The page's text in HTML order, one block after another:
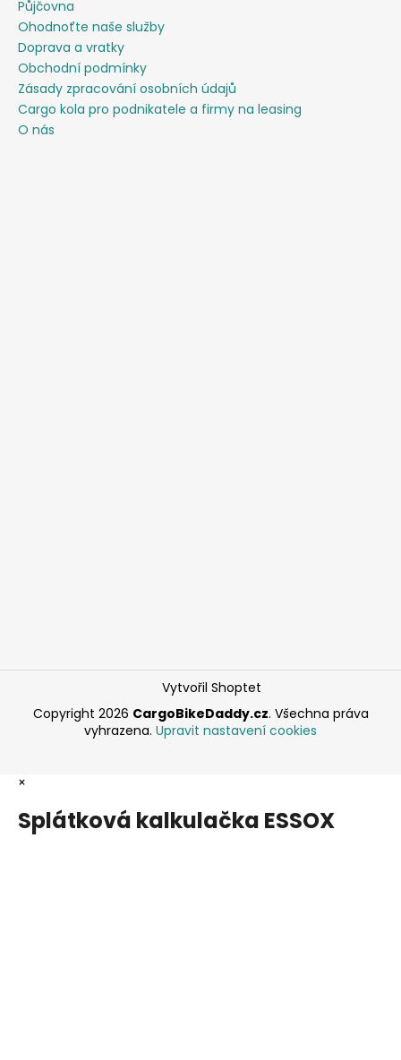
Půjčovna
Ohodnoťte naše služby
Doprava a vratky
Obchodní podmínky
Zásady zpracování osobních údajů
Cargo kola pro podnikatele a firmy na leasing
O nás
Vytvořil Shoptet
Copyright 2026 CargoBikeDaddy.cz. Všechna práva
vyhrazena. Upravit nastavení cookies
×
Splátková kalkulačka ESSOX